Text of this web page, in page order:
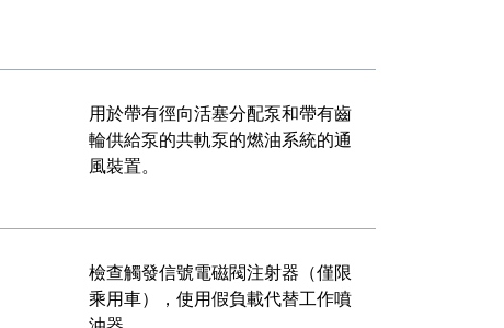
用於帶有徑向活塞分配泵和帶有齒
輪供給泵的共軌泵的燃油系統的通
風裝置。
檢查觸發信號電磁閥注射器（僅限
乘用車），使用假負載代替工作噴